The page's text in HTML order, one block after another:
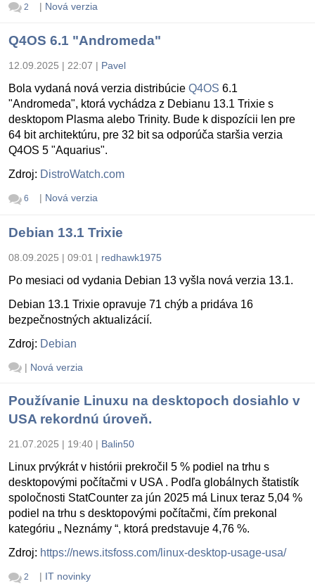
2 | Nová verzia
Q4OS 6.1 "Andromeda"
12.09.2025 | 22:07 | Pavel
Bola vydaná nová verzia distribúcie Q4OS 6.1
"Andromeda", ktorá vychádza z Debianu 13.1 Trixie s
desktopom Plasma alebo Trinity. Bude k dispozícii len pre
64 bit architektúru, pre 32 bit sa odporúča staršia verzia
Q4OS 5 "Aquarius".
Zdroj: DistroWatch.com
6 | Nová verzia
Debian 13.1 Trixie
08.09.2025 | 09:01 | redhawk1975
Po mesiaci od vydania Debian 13 vyšla nová verzia 13.1.
Debian 13.1 Trixie opravuje 71 chýb a pridáva 16
bezpečnostných aktualizácií.
Zdroj: Debian
| Nová verzia
Používanie Linuxu na desktopoch dosiahlo v
USA rekordnú úroveň.
21.07.2025 | 19:40 | Balin50
Linux prvýkrát v histórii prekročil 5 % podiel na trhu s
desktopovými počítačmi v USA . Podľa globálnych štatistík
spoločnosti StatCounter za jún 2025 má Linux teraz 5,04 %
podiel na trhu s desktopovými počítačmi, čím prekonal
kategóriu „ Neznámy “, ktorá predstavuje 4,76 %.
Zdroj: https://news.itsfoss.com/linux-desktop-usage-usa/
2 | IT novinky